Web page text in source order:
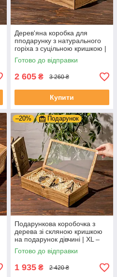
Дерев'яна коробка для
пподарунку з натурального
горіха з суцільною кришкою |
XXL - 409x180x77 мм
Готово до відправки
2 605 ₴ 3 260 ₴
Купити
–20% Подарунок
Подарункова коробочка з
дерева зі скляною кришкою
на подарунок дівчині | XL –
342x180x82 мм
Готово до відправки
1 935 ₴ 2 420 ₴